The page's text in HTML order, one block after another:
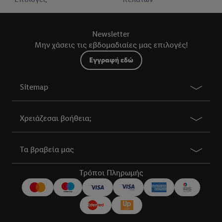
Newsletter
Μην χάσεις τις εβδομαδιαίες μας επιλογές!
Εγγραφή εδώ
Sitemap
Χρειάζεσαι βοήθεια;
Τα βραβεία μας
Τρόποι Πληρωμής